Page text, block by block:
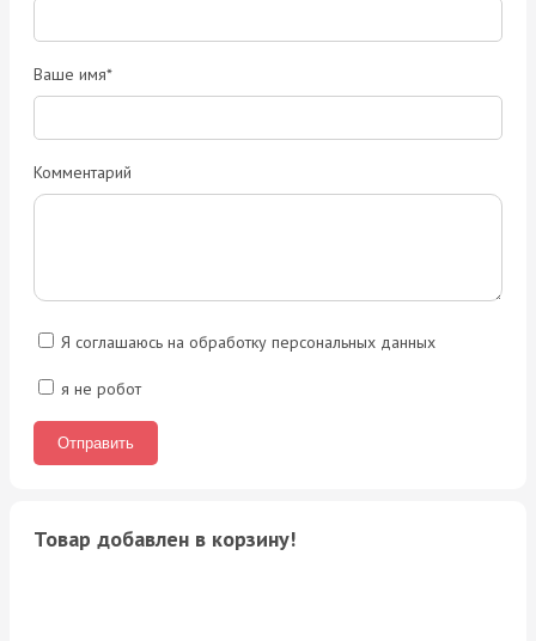
Ваше имя*
Комментарий
Я соглашаюсь на обработку персональных данных
я не робот
Товар добавлен в корзину!